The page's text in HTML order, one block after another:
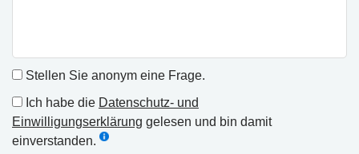
Stellen Sie anonym eine Frage.
Ich habe die Datenschutz- und
Einwilligungserklärung gelesen und bin damit
einverstanden.